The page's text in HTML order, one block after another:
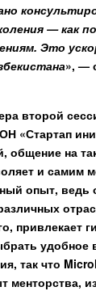
— как
Это
», —
второй
«Стартап
, общение на
и самим
опыт, ведь
привлекает
удобное
так что
менторства,